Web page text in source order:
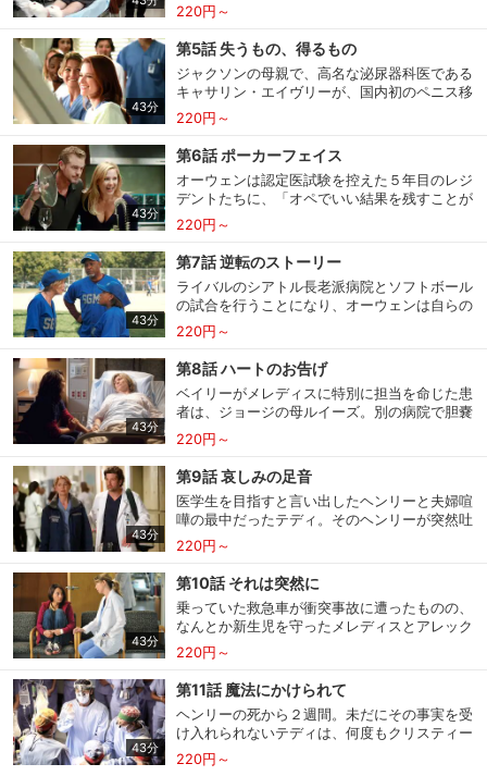
会員設定 会員情報
会員情報変更
基本情報、本人連絡先、パスワード 、クレ
ジットカード情報の変更が可能です。
決済方法変更 決済方法の変更が可能です。
購入明細
Myクーポン
現在獲得済みのお得なクーポンを確認でき
ます。
購入履歴
レンタル、購入、定額見放題の購入履歴の
確認が可能です。こちらから視聴いただく
と便利です。
お気に入り
す。お気に入りに追加した作品の削除も可
能です。
サイト内の閲覧履歴を確認できます。履歴
視聴年齢制限
サイト内で表示される作品の表示制限が可
能です。5段階の年齢区分から選択できま
す。
習指導を後回しにして、エイプリルを困らせ
とになったメレディスのオペには、未だにぎく
しゃくしたままのデレクが立ち会うが―。
我人で溢れ返る。レジデントたちに混ざって現
場を走り回るリチャードを横目に、オフィスで
事務作業に追われる新外科部長のオーウェン。
メレディスを避けるように森での新居作りに励
むデレクは、煮詰まったオーウェンを森に誘い
出す。やがて、イーライとベイリーの仲を知っ
て苛立つベン、スローンになかなか認めてもら
その仲間に参加。デッキで釘打ちをしながら、
男たちはそれぞれのストレスを発散していく。
220円～
43分
第5話 失うもの、得るもの
ジャクソンの母親で、高名な泌尿器科医である
キャサリン・エイヴリーが、国内初のペニス移
植手術を行うため、シアトル・グレース・マー
シー・ウェスト病院へやって来た。キャサリン
の派手なプレゼンにレジデントたちが盛り上が
る一方、スローンはリスクの低い再建手術を主
張し、キャサリンと対立。そんな中、発作を起
こしたゾラが運び込まれ、アレックスとアリゾ
ナが呼び出される。腸閉塞で手術が必要となる
護権が一時停止となっているデレクとメレディ
スが関わることは規則違反になると言う。
220円～
43分
第6話 ポーカーフェイス
オーウェンは認定医試験を控えた５年目のレジ
デントたちに、「オペでいい結果を残すことが
重要」と通達。失敗を恐れるアレックスは、患
者の希望するリスクの高いオペを拒む。デレク
と脳外科での上下関係を解消するため、メレデ
ィスは産婦人科へ。そこで出産したメアリーに
手術不可の脳腫瘍があると知る。夫婦間で仕事
の話が出来ないメレディスは、レクシーにデレ
クの扱い方を伝授しながら、メアリーのコンサ
が病院内でのセックスにいそしむ一方、カリー
はアリゾナと２人の時間が持てずに不満を募ら
せる。
220円～
43分
第7話 逆転のストーリー
ライバルのシアトル長老派病院とソフトボール
の試合を行うことになり、オーウェンは自らの
リーダーシップを発揮し、スタッフのチームワ
ークを培う絶好のチャンスだと、張り切って練
習を招集。ところが、珍しい視床下部過誤種の
少女がサンフランシスコから到着したため、デ
レクとレクシーが病院に呼び出され、練習はあ
っけなく中止に。一方、家庭裁判所はゾラがメ
レディスとデレクの働く病院で治療を受け続け
よう要求。それを知ったアレックスは、直談判
しようと自ら家庭裁判所へ乗り込む。
220円～
43分
第8話 ハートのお告げ
ベイリーがメレディスに特別に担当を命じた患
者は、ジョージの母ルイーズ。別の病院で胆嚢
を摘出したものの、術後も不調が続くルイーズ
は、一人前になったメレディスやカリーと再会
し、感無量だと喜ぶが…。その頃、小児外科に
は優秀なフェロー候補が見学に訪れ、アリゾナ
はアレックスのオペを横取りしてアピール。一
方でテディにやっと認められたことに嬉々とす
るクリスティーナは、ドナーから取り出したま
この“箱入り心臓”は、スローンと素直に向き合
えないジャクソンにもあるヒントを与えること
に。
220円～
43分
第9話 哀しみの足音
医学生を目指すと言い出したヘンリーと夫婦喧
嘩の最中だったテディ。そのヘンリーが突然吐
血し、気管支に腫瘍があると判明。テディはよ
り負担の軽いレーザー処置を希望するが、担当
のリチャードには経験がなく…。カリーとジャ
クソンが脊柱のオペをしたローラは、退院の直
前に容体が急変。テディが開胸すると、なんと
心臓にスクリューが刺さっていた。一方、ゾラ
を取り戻す手段はないと告げられ、自分は母親
ックスと２人で危険な状態に陥った新生児を搬
送中に、救急車が故障で止まってしまう。
220円～
43分
第10話 それは突然に
乗っていた救急車が衝突事故に遭ったものの、
なんとか新生児を守ったメレディスとアレック
ス。更に、衝突してきた車に乗っていた重傷の
家族の手当に追われる。キャンプに向かう途中
だった一家の中で、唯一軽傷だった長女のリリ
ーは、祖母と母を失い、重症の父、妹、弟に関
して重要な決断を迫られる。一方、ヘンリーの
死を知らされないままローラのオペを続けるテ
ディは、難航する状況のサポートにクリスティ
220円～
43分
第11話 魔法にかけられて
ヘンリーの死から２週間。未だにその事実を受
け入れられないテディは、何度もクリスティー
ナを呼び出し、ヘンリーのオペの詳細を繰り返
し説明させる。またベイリーはベンからさっそ
220円～